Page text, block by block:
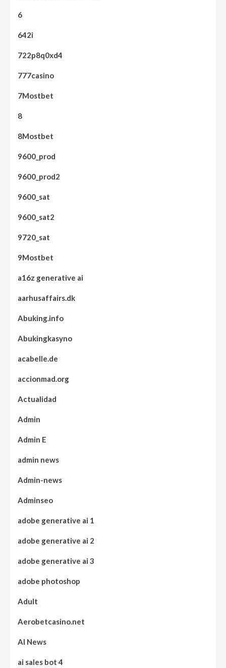
6
642i
722p8q0xd4
777casino
7Mostbet
8
8Mostbet
9600_prod
9600_prod2
9600_sat
9600_sat2
9720_sat
9Mostbet
a16z generative ai
aarhusaffairs.dk
Abuking.info
Abukingkasyno
acabelle.de
accionmad.org
Actualidad
Admin
Admin E
admin news
Admin-news
Adminseo
adobe generative ai 1
adobe generative ai 2
adobe generative ai 3
adobe photoshop
Adult
Aerobetcasino.net
AI News
ai sales bot 4